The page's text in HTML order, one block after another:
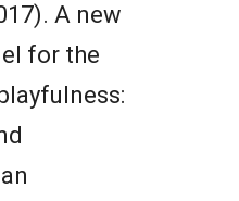
A new
for the